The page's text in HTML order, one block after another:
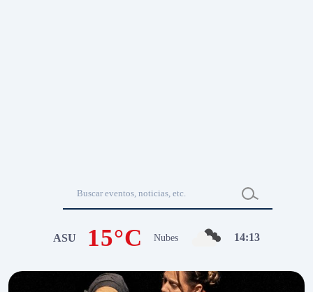
ASU 15°C Nubes 14:13